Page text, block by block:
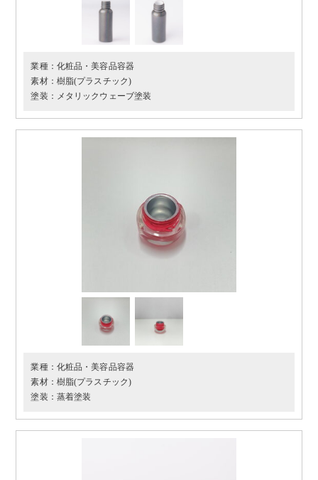
業種： 化粧品・美容品容器
素材： 樹脂(プラスチック)
塗装： メタリックウェーブ塗装
業種： 化粧品・美容品容器
素材： 樹脂(プラスチック)
塗装： 蒸着塗装